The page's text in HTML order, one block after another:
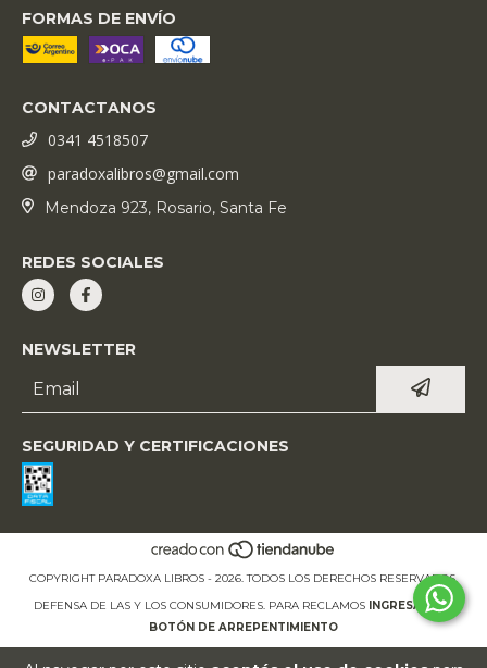
FORMAS DE ENVÍO
CONTACTANOS
0341 4518507
paradoxalibros@gmail.com
Mendoza 923, Rosario, Santa Fe
REDES SOCIALES
NEWSLETTER
SEGURIDAD Y CERTIFICACIONES
COPYRIGHT PARADOXA LIBROS - 2026. TODOS LOS DERECHOS RESERVADOS.
DEFENSA DE LAS Y LOS CONSUMIDORES. PARA RECLAMOS INGRESÁ ACÁ.
BOTÓN DE ARREPENTIMIENTO